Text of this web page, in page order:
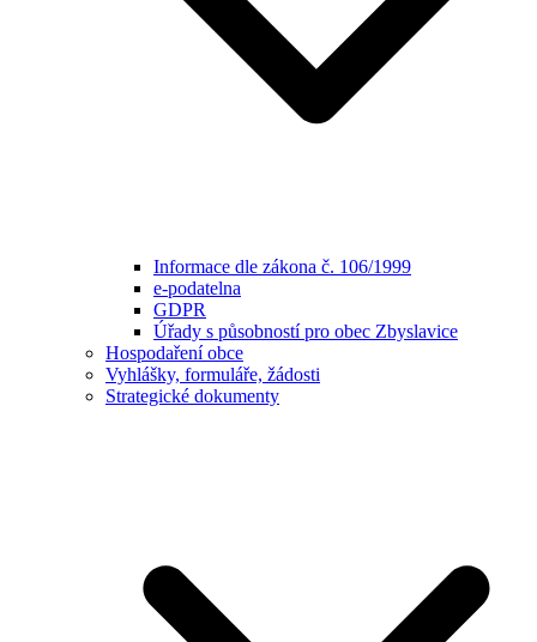
Informace dle zákona č. 106/1999
e-podatelna
GDPR
Úřady s působností pro obec Zbyslavice
Hospodaření obce
Vyhlášky, formuláře, žádosti
Strategické dokumenty